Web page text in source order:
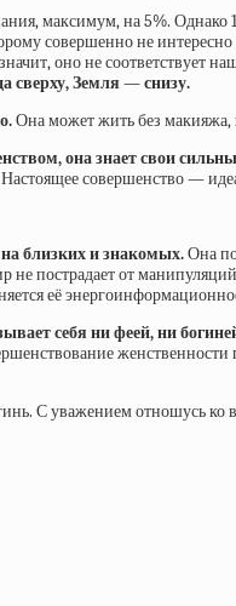
максимум, на 5%. Однако
совершенно не
оно не соответствует
сверху, Земля — снизу.
Она может жить без макияжа,
она знает свои
совершенство —
близких и знакомых.Она
пострадает от
её
себя ни феей, ни
С уважением